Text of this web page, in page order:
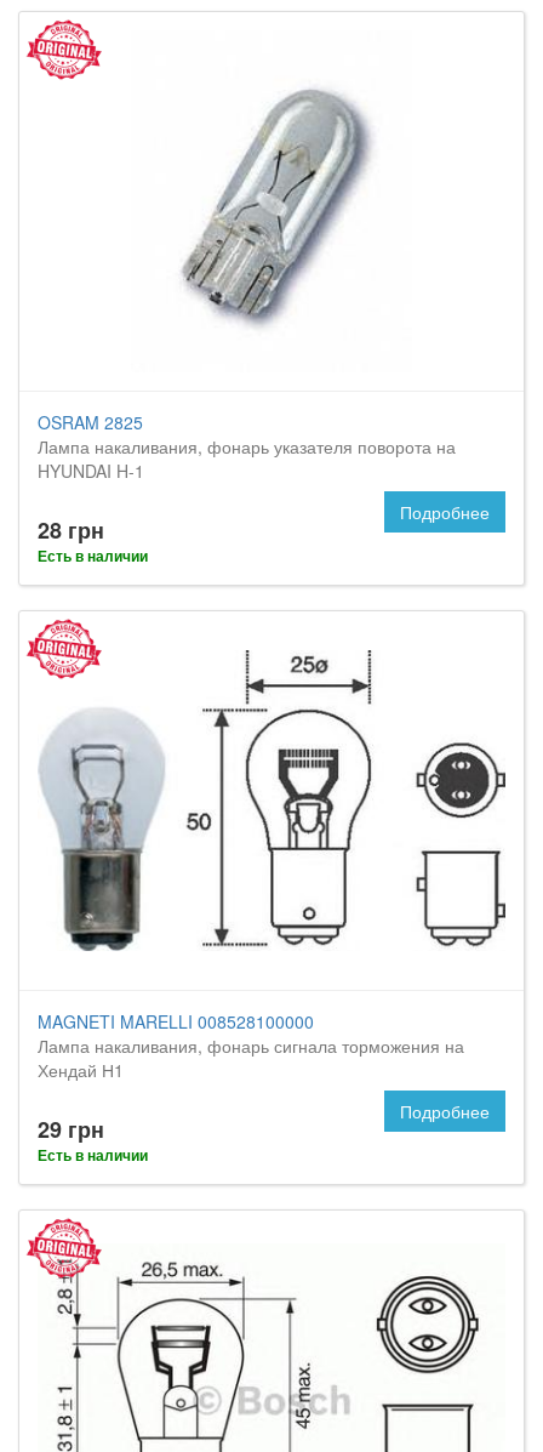
OSRAM 2825
Лампа накаливания, фонарь указателя поворота на
HYUNDAI H-1
28 грн
Есть в наличии
Подробнее
MAGNETI MARELLI 008528100000
Лампа накаливания, фонарь сигнала торможения на
Хендай Н1
29 грн
Есть в наличии
Подробнее